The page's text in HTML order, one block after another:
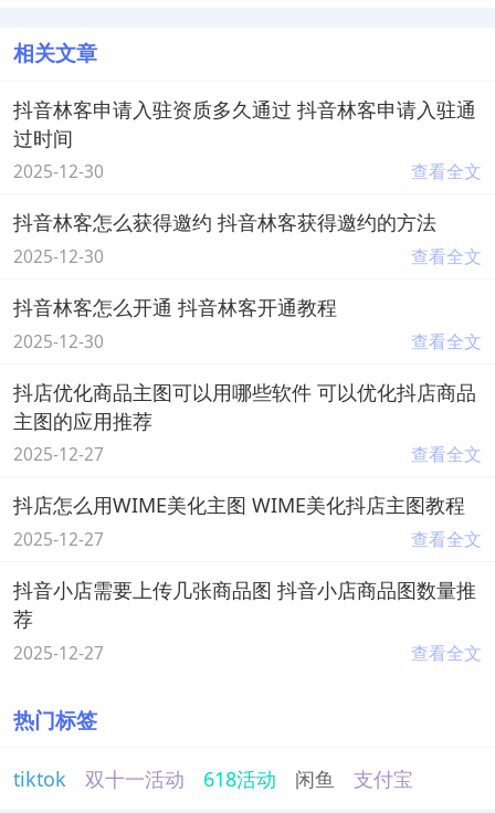
相关文章
抖音林客申请入驻资质多久通过 抖音林客申请入驻通
过时间
2025-12-30 查看全文
抖音林客怎么获得邀约 抖音林客获得邀约的方法
2025-12-30 查看全文
抖音林客怎么开通 抖音林客开通教程
2025-12-30 查看全文
抖店优化商品主图可以用哪些软件 可以优化抖店商品
主图的应用推荐
2025-12-27 查看全文
抖店怎么用WIME美化主图 WIME美化抖店主图教程
2025-12-27 查看全文
抖音小店需要上传几张商品图 抖音小店商品图数量推
荐
2025-12-27 查看全文
热门标签
tiktok 双十一活动 618活动 闲鱼 支付宝